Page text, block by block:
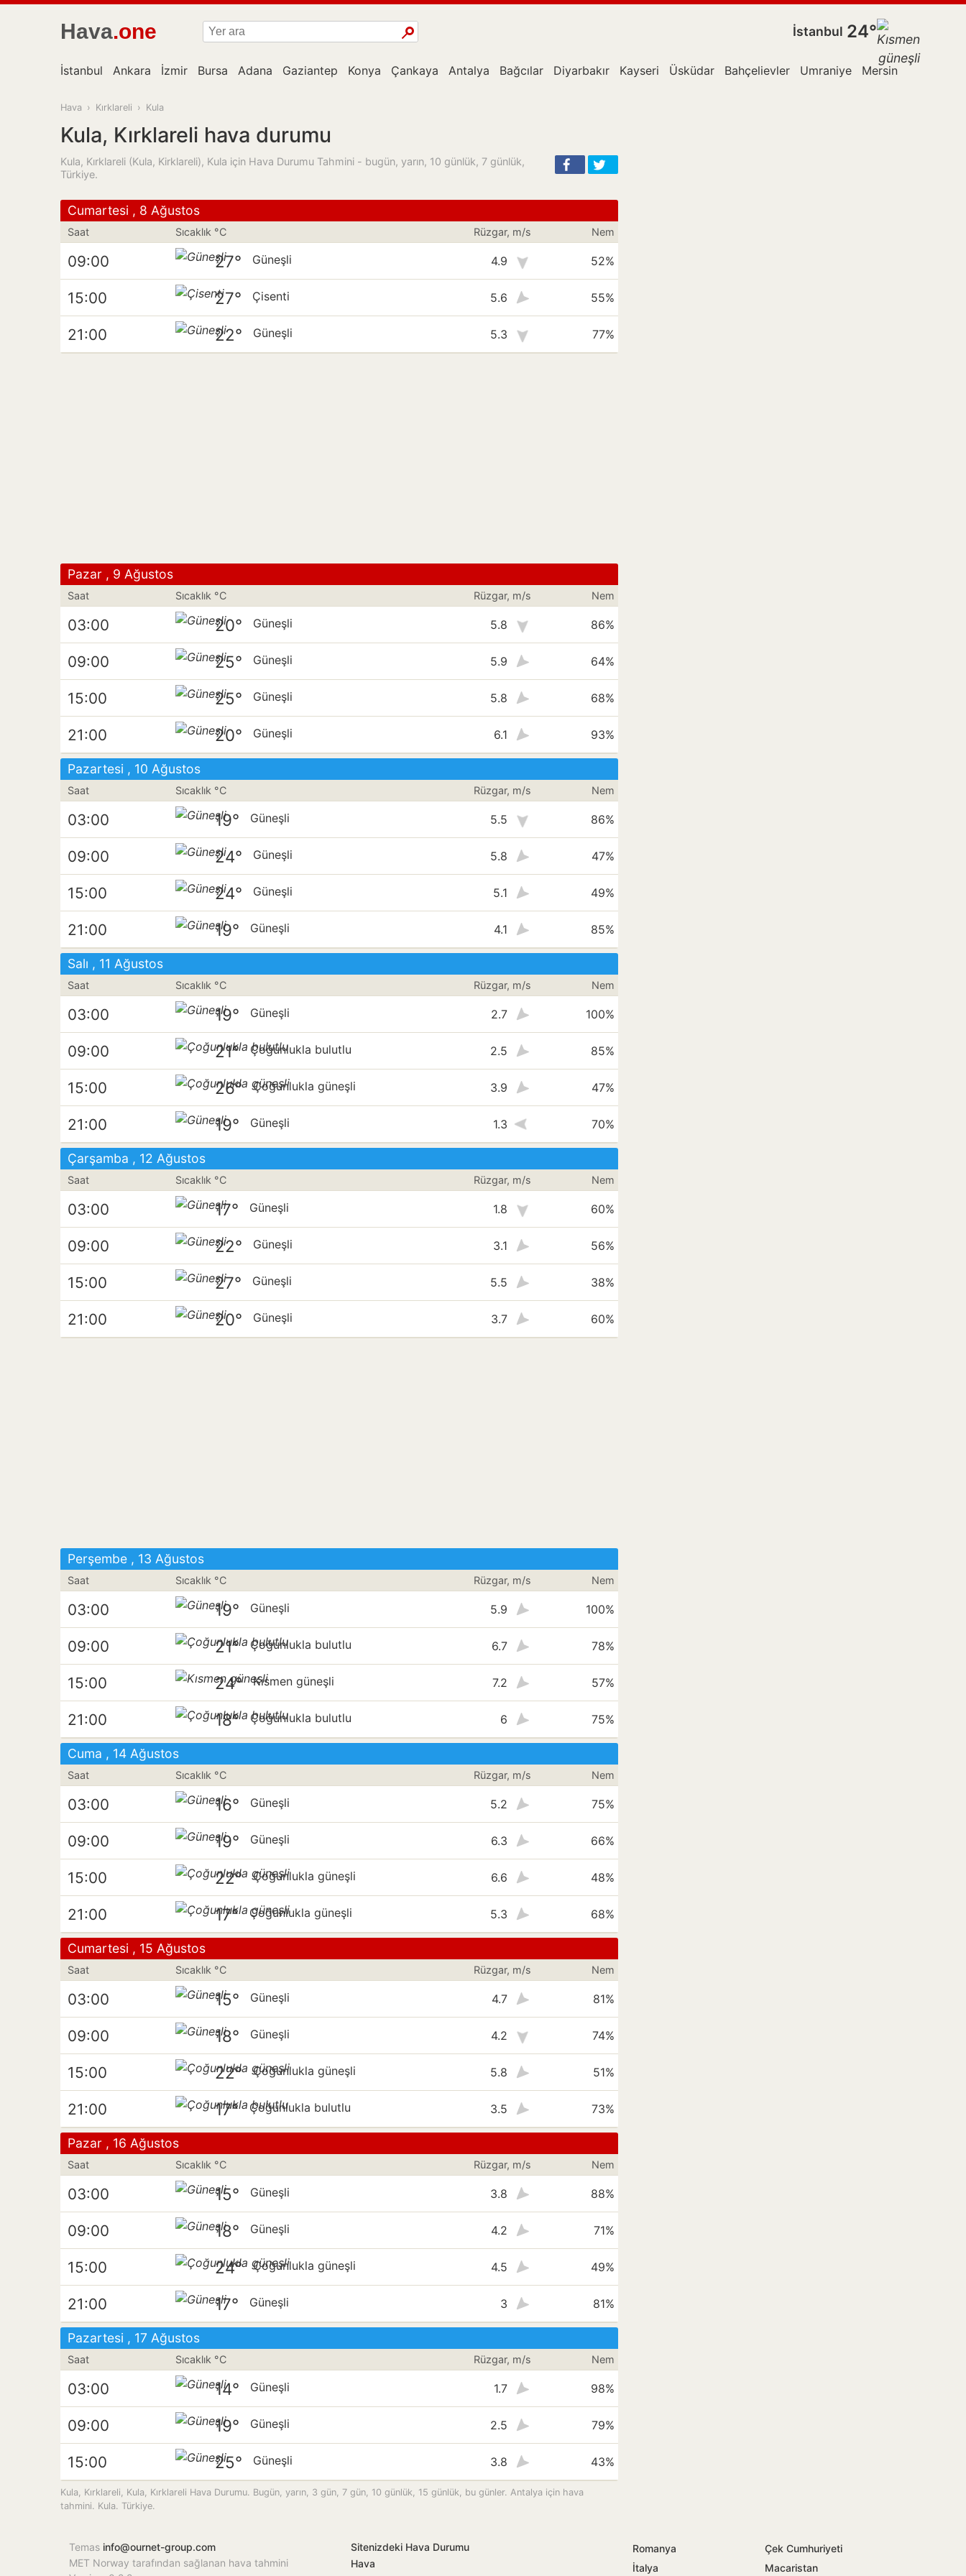
Hava.one İstanbul 24°
İstanbul Ankara İzmir Bursa Adana Gaziantep Konya Çankaya Antalya Bağcılar Diyarbakır Kayseri Üsküdar Bahçelievler Umraniye Mersin
Hava › Kırklareli › Kula
Kula, Kırklareli hava durumu
Kula, Kırklareli (Kula, Kirklareli), Kula için Hava Durumu Tahmini - bugün, yarın, 10 günlük, 7 günlük,
Türkiye.
Cumartesi , 8 Ağustos
Saat Sıcaklık °C Rüzgar, m/s Nem
09:00 27° Güneşli 4.9 52%
15:00 27° Çisenti 5.6 55%
21:00 22° Güneşli 5.3 77%
Pazar , 9 Ağustos
Saat Sıcaklık °C Rüzgar, m/s Nem
03:00 20° Güneşli 5.8 86%
09:00 25° Güneşli 5.9 64%
15:00 25° Güneşli 5.8 68%
21:00 20° Güneşli 6.1 93%
Pazartesi , 10 Ağustos
Saat Sıcaklık °C Rüzgar, m/s Nem
03:00 19° Güneşli 5.5 86%
09:00 24° Güneşli 5.8 47%
15:00 24° Güneşli 5.1 49%
21:00 19° Güneşli 4.1 85%
Salı , 11 Ağustos
Saat Sıcaklık °C Rüzgar, m/s Nem
03:00 19° Güneşli 2.7 100%
09:00 21° Çoğunlukla bulutlu 2.5 85%
15:00 26° Çoğunlukla güneşli 3.9 47%
21:00 19° Güneşli 1.3 70%
Çarşamba , 12 Ağustos
Saat Sıcaklık °C Rüzgar, m/s Nem
03:00 17° Güneşli 1.8 60%
09:00 22° Güneşli 3.1 56%
15:00 27° Güneşli 5.5 38%
21:00 20° Güneşli 3.7 60%
Perşembe , 13 Ağustos
Saat Sıcaklık °C Rüzgar, m/s Nem
03:00 19° Güneşli 5.9 100%
09:00 21° Çoğunlukla bulutlu 6.7 78%
15:00 24° Kısmen güneşli 7.2 57%
21:00 18° Çoğunlukla bulutlu 6 75%
Cuma , 14 Ağustos
Saat Sıcaklık °C Rüzgar, m/s Nem
03:00 16° Güneşli 5.2 75%
09:00 19° Güneşli 6.3 66%
15:00 22° Çoğunlukla güneşli 6.6 48%
21:00 17° Çoğunlukla güneşli 5.3 68%
Cumartesi , 15 Ağustos
Saat Sıcaklık °C Rüzgar, m/s Nem
03:00 15° Güneşli 4.7 81%
09:00 18° Güneşli 4.2 74%
15:00 22° Çoğunlukla güneşli 5.8 51%
21:00 17° Çoğunlukla bulutlu 3.5 73%
Pazar , 16 Ağustos
Saat Sıcaklık °C Rüzgar, m/s Nem
03:00 15° Güneşli 3.8 88%
09:00 18° Güneşli 4.2 71%
15:00 24° Çoğunlukla güneşli 4.5 49%
21:00 17° Güneşli 3 81%
Pazartesi , 17 Ağustos
Saat Sıcaklık °C Rüzgar, m/s Nem
03:00 14° Güneşli 1.7 98%
09:00 19° Güneşli 2.5 79%
15:00 25° Güneşli 3.8 43%
Kula, Kırklareli, Kula, Kırklareli Hava Durumu. Bugün, yarın, 3 gün, 7 gün, 10 günlük, 15 günlük, bu günler. Antalya için hava
tahmini. Kula. Türkiye.
Temas info@ournet-group.com
MET Norway tarafından sağlanan hava tahmini
Sitenizdeki Hava Durumu
Hava
Romanya
Çek Cumhuriyeti
İtalya
Macaristan